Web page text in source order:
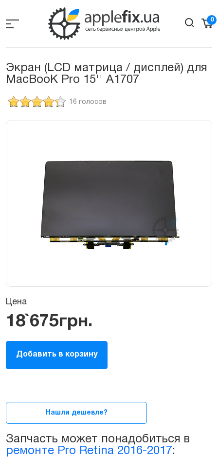
the
0
Экран (LCD матрица / дисплей) для
MacBooK Pro 15'' A1707
16 голосов
Цена
18`675грн.
Экран
(матрица,
LCD,
15ᐥ
2017
(А1707)
Добавить в корзину
Нашли дешевле?
Запчасть может понадобиться в
ремонте Pro Retina 2016-2017: